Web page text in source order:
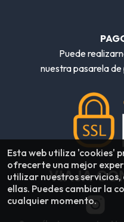
Puede
nuestra pasarela
VIAJA
Esta web utiliza 'cookies'
ofrecerte una mejor
utilizar nuestros servicios,
ellas. Puedes cambiar la
cualquier momento.